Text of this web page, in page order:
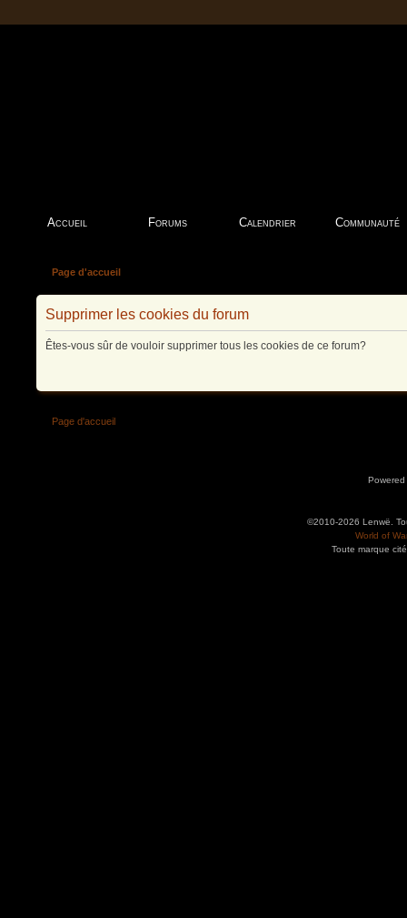
Accueil Forums Calendrier Communauté
Page d'accueil
Supprimer les cookies du forum
Êtes-vous sûr de vouloir supprimer tous les cookies de ce forum?
Page d'accueil
©2010-2026 Lenwë.
World of
Toute marque